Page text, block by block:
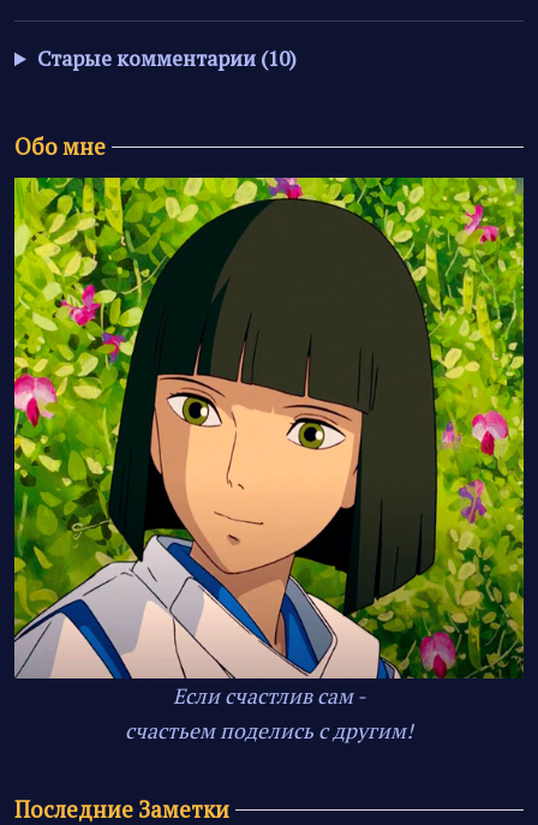
Старые комментарии (10)
Обо мне
Если счастлив сам -
счастьем поделись с другим!
Последние Заметки